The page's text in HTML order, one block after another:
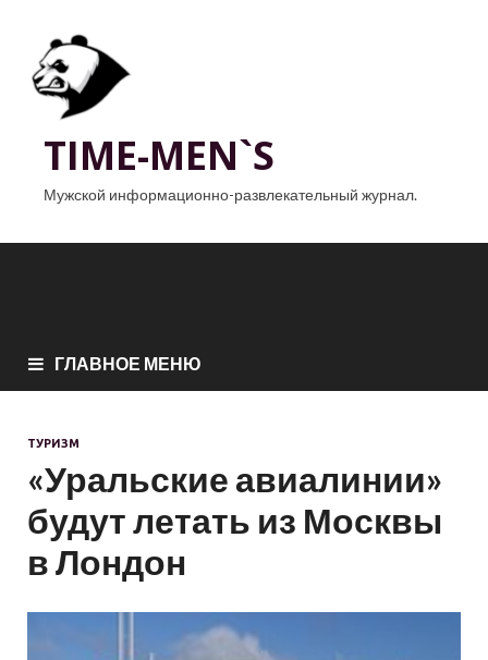
TIME-MEN`S
Мужской информационно-развлекательный журнал.
ГЛАВНОЕ МЕНЮ
ТУРИЗМ
«Уральские авиалинии»
будут летать из Москвы
в Лондон